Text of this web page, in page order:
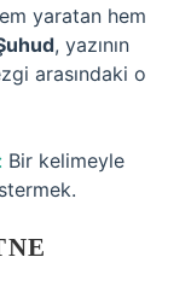
yaratan hem
, yazının
arasındaki o
Bir kelimeyle